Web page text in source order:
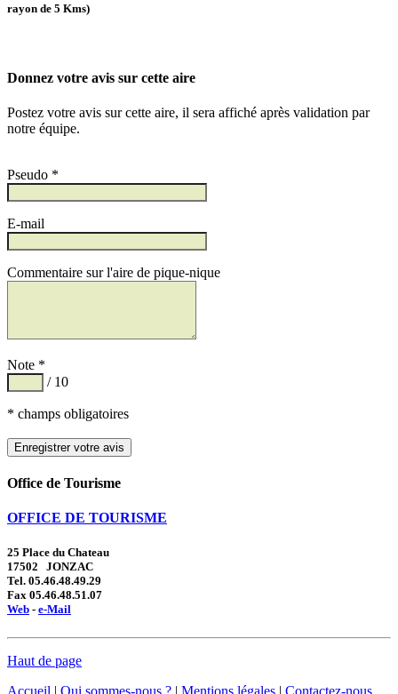
rayon de 5 Kms)
Donnez votre avis sur cette aire
Postez votre avis sur cette aire, il sera affiché après validation par
notre équipe.
Pseudo *
E-mail
Commentaire sur l'aire de pique-nique
Note *
/ 10
* champs obligatoires
Office de Tourisme
OFFICE DE TOURISME
25 Place du Chateau
17502 JONZAC
Tel. 05.46.48.49.29
Fax 05.46.48.51.07
Web - e-Mail
Haut de page
Accueil | Qui sommes-nous ? | Mentions légales | Contactez-nous